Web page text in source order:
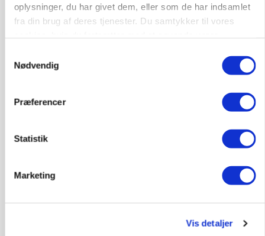
oplysninger, du har givet dem, eller som de har indsamlet
fra din brug af deres tjenester. Du samtykker til vores
Nødvendig
Præferencer
Statistik
Marketing
Vis detaljer
LEDER
Kun landbruget selv kan beslutte, om man vil